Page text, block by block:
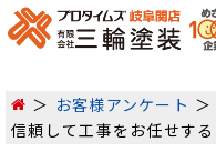
お客様アンケート
信頼して工事をお任せす